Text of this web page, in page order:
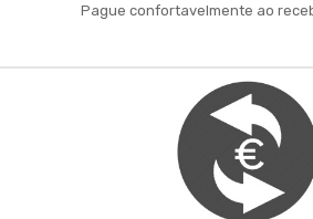
Pague confortavelmente ao